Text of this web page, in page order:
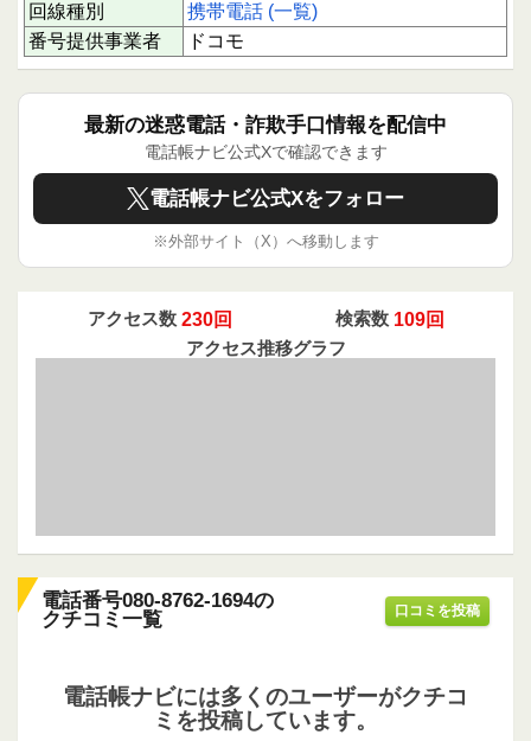
回線種別
携帯電話 (一覧)
番号提供事業者
ドコモ
最新の迷惑電話・詐欺手口情報を配信中
電話帳ナビ公式Xで確認できます
電話帳ナビ公式Xをフォロー
※外部サイト（X）へ移動します
アクセス数 230回 検索数 109回
アクセス推移グラフ
電話番号080-8762-1694の
クチコミ一覧
口コミを投稿
電話帳ナビには多くのユーザーがクチコ
ミを投稿しています。